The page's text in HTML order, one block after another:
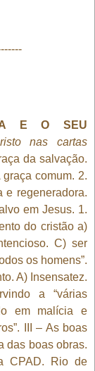
E O SEU
nas cartas
da salvação.
graça comum. 2.
e regeneradora.
em Jesus. 1.
do cristão a)
C) ser
os homens”.
A) Insensatez.
a “várias
em malícia e
III – As boas
das boas obras.
CPAD. Rio de